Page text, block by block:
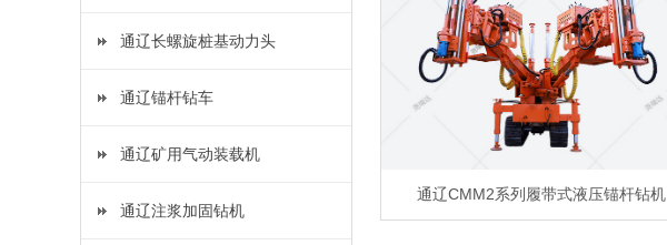
通辽长螺旋桩基动力头
通辽锚杆钻车
通辽矿用气动装载机
通辽注浆加固钻机
通辽CMM2系列履带式液压锚杆钻机